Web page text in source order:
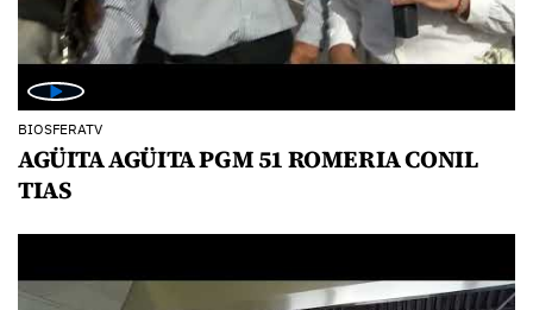
BIOSFERATV
AGÜITA AGÜITA PGM 51 ROMERIA CONIL
TIAS